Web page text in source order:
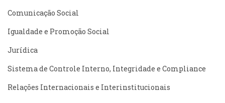
Comunicação Social
Igualdade e Promoção Social
Jurídica
Sistema de Controle Interno, Integridade e Compliance
Relações Internacionais e Interinstitucionais